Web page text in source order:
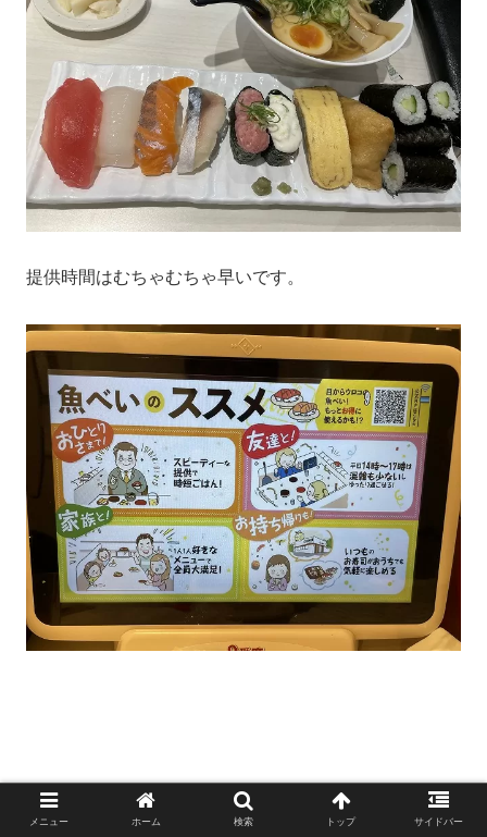
提供時間はむちゃむちゃ早いです。
メニュー ホーム 検索 トップ サイドバー